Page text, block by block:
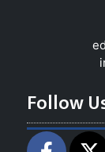
Follow